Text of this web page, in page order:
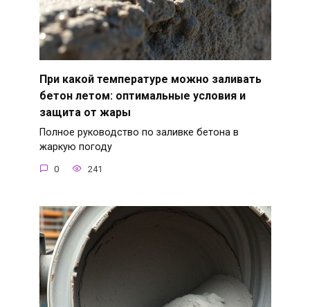
При какой температуре можно заливать
бетон летом: оптимальные условия и
защита от жары
Полное руководство по заливке бетона в
жаркую погоду
0 241